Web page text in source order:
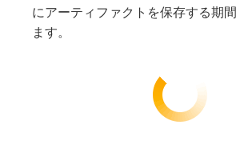
にアーティファクトを保存する期
ます。